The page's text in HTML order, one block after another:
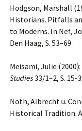
Hodgson, Marshall
Historians. Pitfalls
to Moderns. In Nef,
Den Haag, S. 53–69.
Meisami, Julie
Studies33/1–2, S. 15-
Noth, Albrecht u.
Historical Tradition.